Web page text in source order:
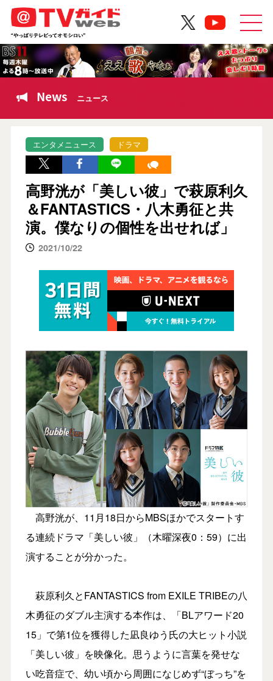
News ニュース
エンタメニュース ドラマ
高野洸が「美しい彼」で萩原利久
＆FANTASTICS・八木勇征と共
演。僕なりの個性を出せれば」
2021/10/22
高野洸が、11月18日からMBSほかでスタートす
る連続ドラマ「美しい彼」（木曜深夜0：59）に出
演することが分かった。
萩原利久とFANTASTICS from EXILE TRIBEの八
木勇征のダブル主演する本作は、「BLアワード20
15」で第1位を獲得した凪良ゆう氏の大ヒット小説
「美しい彼」を映像化。思うように言葉を発せな
い吃音症で、幼い頃から周囲になじめず“ぼっち”を